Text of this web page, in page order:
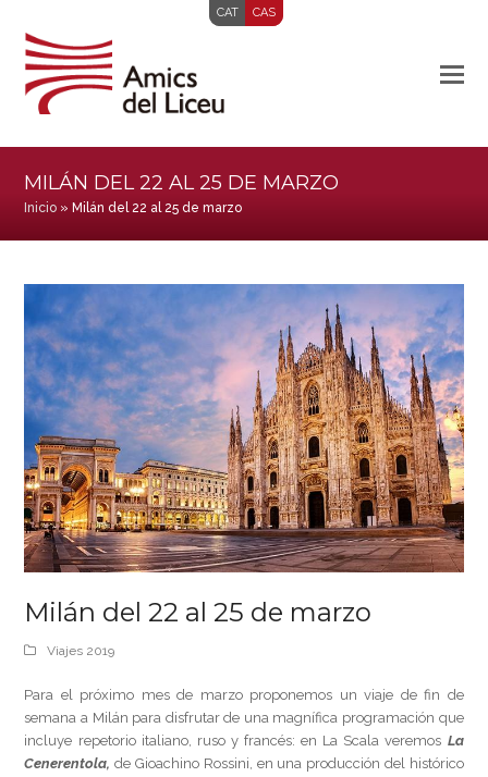
CAT CAS
MILÁN DEL 22 AL 25 DE MARZO
Inicio » Milán del 22 al 25 de marzo
Milán del 22 al 25 de marzo
Viajes 2019
Para el próximo mes de marzo proponemos un viaje de fin de
semana a Milán para disfrutar de una magnífica programación que
incluye repetorio italiano, ruso y francés: en La Scala veremos La
Cenerentola, de Gioachino Rossini, en una producción del histórico